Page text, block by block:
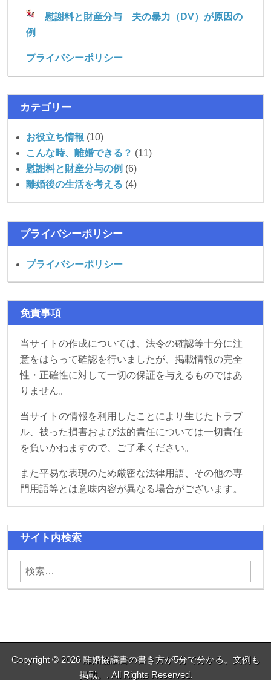
慰謝料と財産分与 夫の暴力（DV）が原因の
例
プライバシーポリシー
カテゴリー
お役立ち情報 (10)
こんな時、離婚できる？ (11)
慰謝料と財産分与の例 (6)
離婚後の生活を考える (4)
プライバシーポリシー
プライバシーポリシー
免責事項
当サイトの作成については、法令の確認等十分に注
意をはらって確認を行いましたが、掲載情報の完全
性・正確性に対して一切の保証を与えるものではあ
りません。
当サイトの情報を利用したことにより生じたトラブ
ル、被った損害および法的責任については一切責任
を負いかねますので、ご了承ください。
また平易な表現のため厳密な法律用語、その他の専
門用語等とは意味内容が異なる場合がございます。
サイト内検索
検索:
Copyright © 2026離婚協議書の書き方が5分で分かる。文例も
掲載。 . All Rights Reserved.